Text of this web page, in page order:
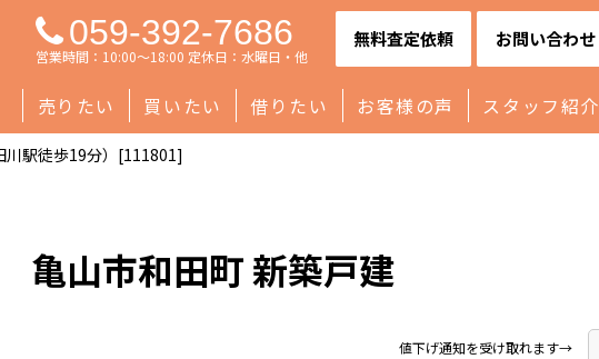
059-392-7686
営業時間：10:00～18:00 定休日：水曜日・他
無料査定依頼 お問い合わせ
売りたい 買いたい 借りたい お客様の声 スタッフ紹介
川駅徒歩19分）[111801]
亀山市和田町 新築戸建
値下げ通知を受け取れます→